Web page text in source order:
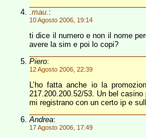
.mau. :
10 Agosto 2006, 19:14
ti dice il numero e non il nome
avere la sim e poi lo copi?
Piero:
12 Agosto 2006, 22:39
L’ho fatta anche io la
217.200.200.52/53. Un bel
mi registrano con un certo ip e
Andrea:
17 Agosto 2006, 17:49